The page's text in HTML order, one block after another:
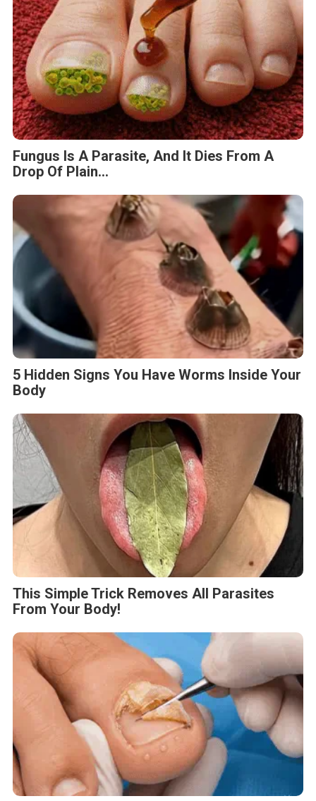
Fungus Is A Parasite, And It Dies From A
Drop Of Plain...
5 Hidden Signs You Have Worms Inside Your
Body
This Simple Trick Removes All Parasites
From Your Body!